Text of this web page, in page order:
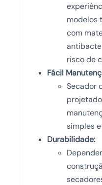
modelos
com
risco de
Fácil
Secador
simples
Durabilidade: